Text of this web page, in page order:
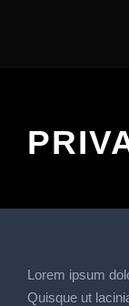
Lorem ipsum
Quisque ut